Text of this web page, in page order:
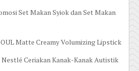
Set Makan Syiok dan Set Makan
Matte Creamy Volumizing Lipstick
Nestlé Ceriakan Kanak-Kanak Autistik